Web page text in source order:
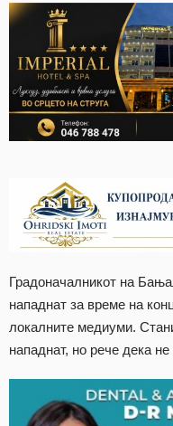
Градоначалникот на
нападнат за време на
локалните медиуми.
нападнат, но рече дека